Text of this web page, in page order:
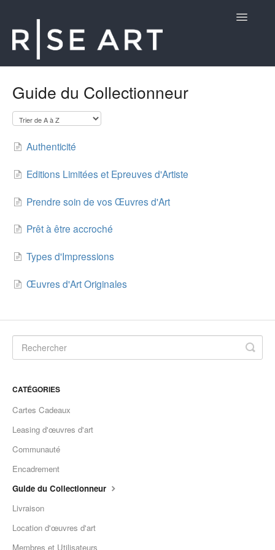
Toggle
Guide du Collectionneur
Authenticité
Editions Limitées et Epreuves d'Artiste
Prendre soin de vos Œuvres d'Art
Prêt à être accroché
Types d'Impressions
Œuvres d'Art Originales
CATÉGORIES
Cartes Cadeaux
Leasing d'œuvres d'art
Communauté
Encadrement
Guide du Collectionneur
Livraison
Location d'œuvres d'art
Membres et Utilisateurs